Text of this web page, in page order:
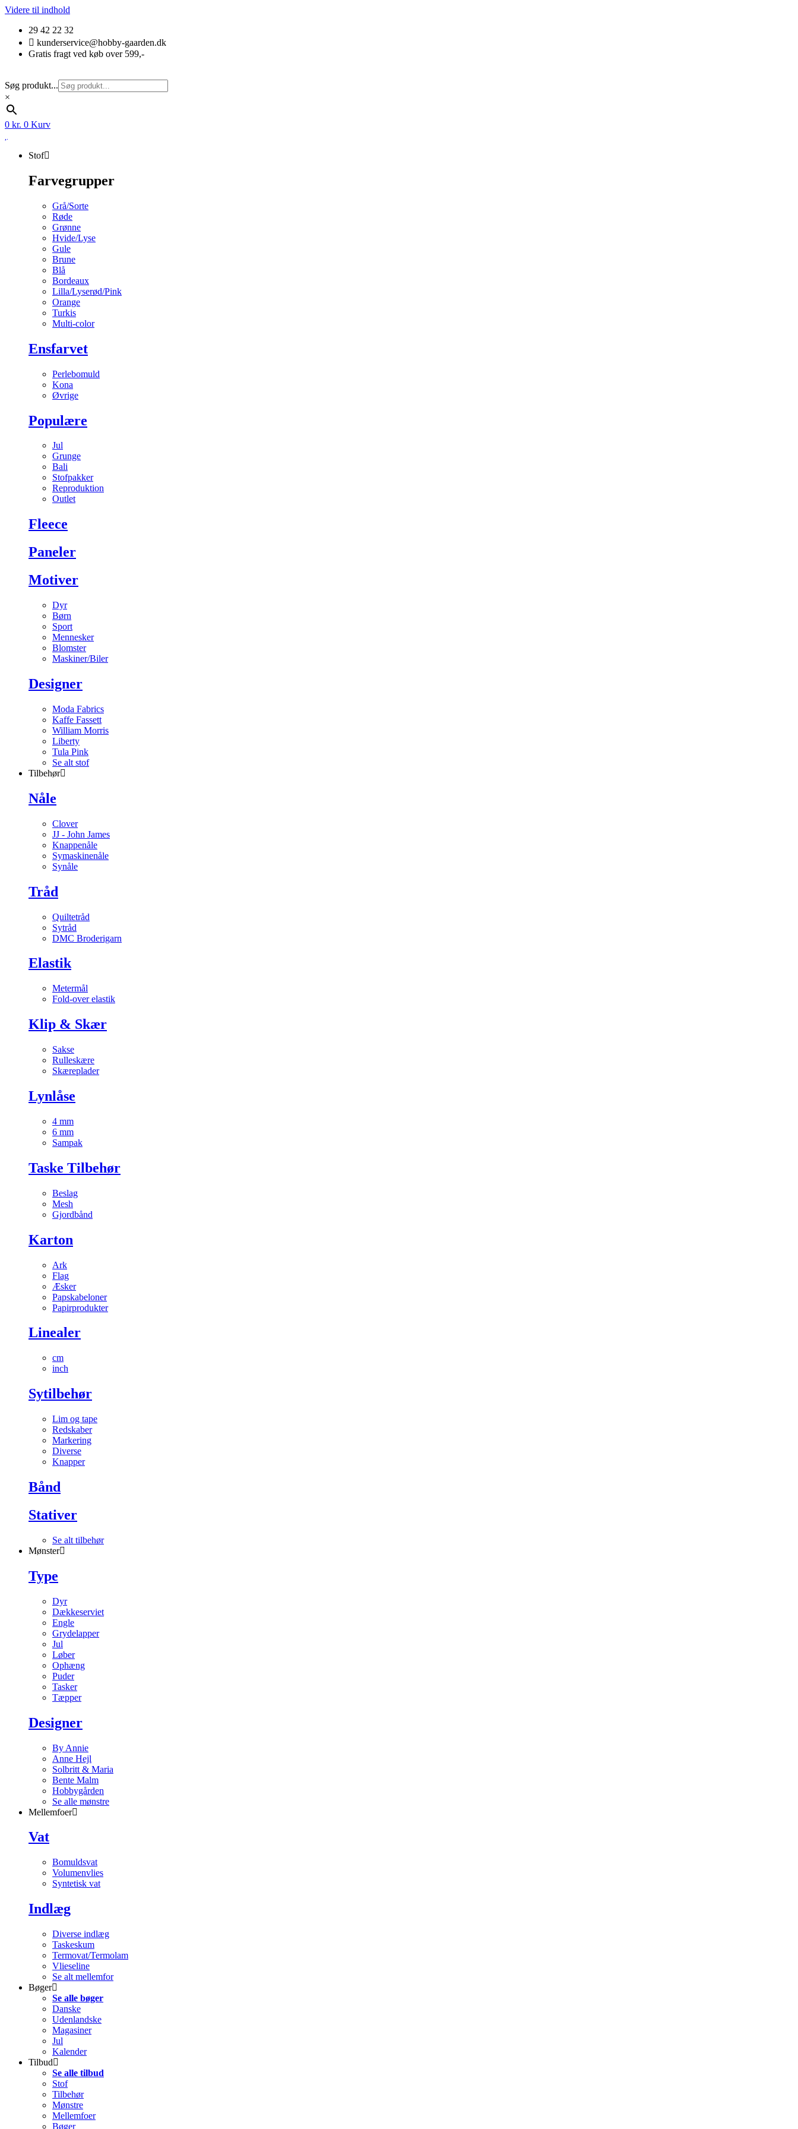
Videre til indhold
29 42 22 32
kunderservice@hobby-gaarden.dk
Gratis fragt ved køb over 599,-
Søg produkt...
×
0 kr. 0 Kurv
Stof
Farvegrupper
Grå/Sorte
Røde
Grønne
Hvide/Lyse
Gule
Brune
Blå
Bordeaux
Lilla/Lyserød/Pink
Orange
Turkis
Multi-color
Ensfarvet
Perlebomuld
Kona
Øvrige
Populære
Jul
Grunge
Bali
Stofpakker
Reproduktion
Outlet
Fleece
Paneler
Motiver
Dyr
Børn
Sport
Mennesker
Blomster
Maskiner/Biler
Designer
Moda Fabrics
Kaffe Fassett
William Morris
Liberty
Tula Pink
Se alt stof
Tilbehør
Nåle
Clover
JJ - John James
Knappenåle
Symaskinenåle
Synåle
Tråd
Quiltetråd
Sytråd
DMC Broderigarn
Elastik
Metermål
Fold-over elastik
Klip & Skær
Sakse
Rulleskære
Skæreplader
Lynlåse
4 mm
6 mm
Sampak
Taske Tilbehør
Beslag
Mesh
Gjordbånd
Karton
Ark
Flag
Æsker
Papskabeloner
Papirprodukter
Linealer
cm
inch
Sytilbehør
Lim og tape
Redskaber
Markering
Diverse
Knapper
Bånd
Stativer
Se alt tilbehør
Mønster
Type
Dyr
Dækkeserviet
Engle
Grydelapper
Jul
Løber
Ophæng
Puder
Tasker
Tæpper
Designer
By Annie
Anne Hejl
Solbritt & Maria
Bente Malm
Hobbygården
Se alle mønstre
Mellemfoer
Vat
Bomuldsvat
Volumenvlies
Syntetisk vat
Indlæg
Diverse indlæg
Taskeskum
Termovat/Termolam
Vlieseline
Se alt mellemfor
Bøger
Se alle bøger
Danske
Udenlandske
Magasiner
Jul
Kalender
Tilbud
Se alle tilbud
Stof
Tilbehør
Mønstre
Mellemfoer
Bøger